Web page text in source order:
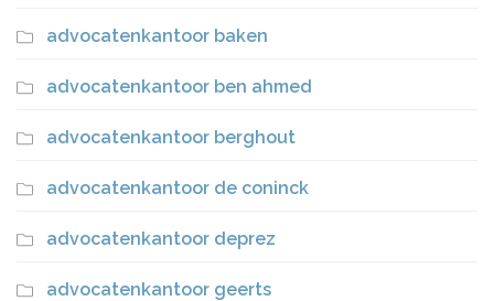
advocatenkantoor baken
advocatenkantoor ben ahmed
advocatenkantoor berghout
advocatenkantoor de coninck
advocatenkantoor deprez
advocatenkantoor geerts